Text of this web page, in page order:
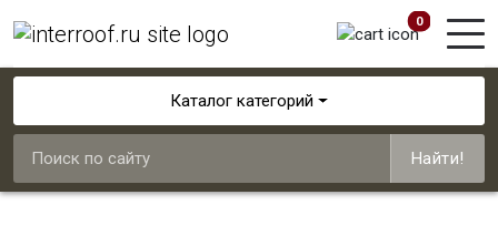
0
Каталог категорий
Найти!